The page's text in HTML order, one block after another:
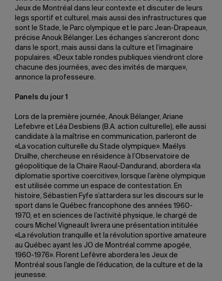
Jeux de Montréal dans leur contexte et discuter de leurs
legs sportif et culturel, mais aussi des infrastructures que
sont le Stade, le Parc olympique et le parc Jean-Drapeau»,
précise Anouk Bélanger. Les échanges s’ancreront donc
dans le sport, mais aussi dans la culture et l’imaginaire
populaires. «Deux table rondes publiques viendront clore
chacune des journées, avec des invités de marque»,
annonce la professeure.
Panels du jour 1
Lors de la première journée, Anouk Bélanger, Ariane
Lefebvre et Léa Desbiens (B.A. action culturelle), elle aussi
candidate à la maîtrise en communication, parleront de
«La vocation culturelle du Stade olympique». Maélys
Druilhe, chercheuse en résidence à l’Observatoire de
géopolitique de la Chaire Raoul-Dandurand, abordera «la
diplomatie sportive coercitive», lorsque l’arène olympique
est utilisée comme un espace de contestation. En
histoire, Sébastien Fyfe s’attardera sur les discours sur le
sport dans le Québec francophone des années 1960-
1970, et en sciences de l’activité physique, le chargé de
cours Michel Vigneault livrera une présentation intitulée
«La révolution tranquille et la révolution sportive amateure
au Québec ayant les JO de Montréal comme apogée,
1960-1976». Florent Lefèvre abordera les Jeux de
Montréal sous l’angle de l’éducation, de la culture et de la
jeunesse.